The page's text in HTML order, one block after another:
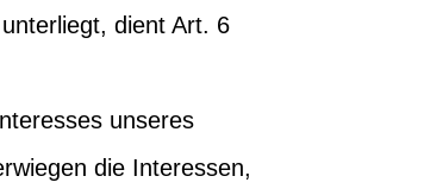
dient Art. 6
unseres
die Interessen,